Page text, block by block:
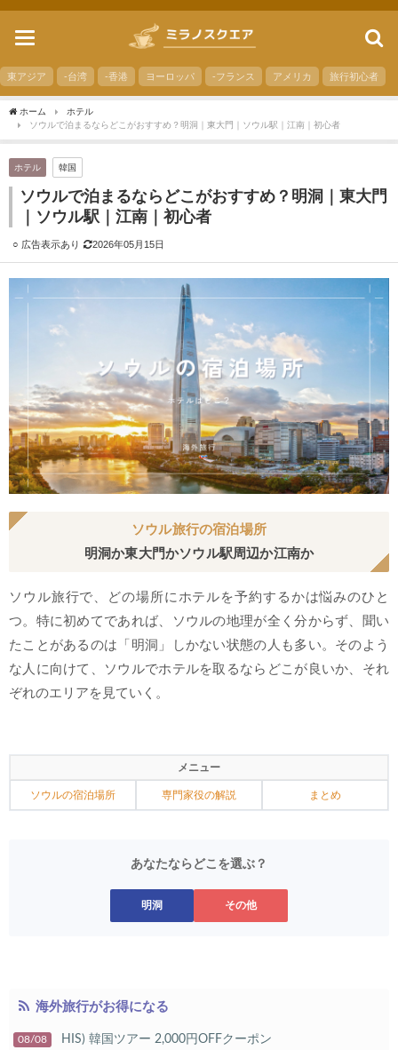
toggle
東アジア -台湾 -香港 ヨーロッパ -フランス アメリカ 旅行初心者
ホーム
ホテル
ソウルで泊まるならどこがおすすめ？明洞｜東大門｜ソウル駅｜江南｜初心者
ホテル 韓国
ソウルで泊まるならどこがおすすめ？明洞｜東大門
｜ソウル駅｜江南｜初心者
2026年05月15日
ソウル旅行の宿泊場所
明洞か東大門かソウル駅周辺か江南か
ソウル旅行で、どの場所にホテルを予約するかは悩みのひと
つ。特に初めてであれば、ソウルの地理が全く分からず、聞い
たことがあるのは「明洞」しかない状態の人も多い。そのよう
な人に向けて、ソウルでホテルを取るならどこが良いか、それ
ぞれのエリアを見ていく。
メニュー
ソウルの宿泊場所 専門家役の解説 まとめ
あなたならどこを選ぶ？
明洞 その他
海外旅行がお得になる
08/08 HIS) 韓国ツアー 2,000円OFFクーポン